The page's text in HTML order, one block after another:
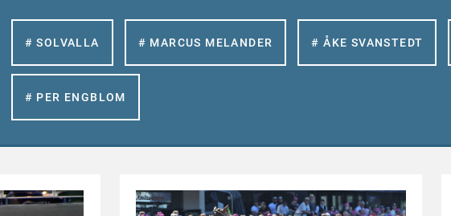
# SOLVALLA # MARCUS MELANDER # ÅKE SVANSTEDT
# PER ENGBLOM